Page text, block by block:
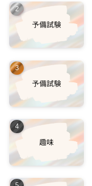
(30)
(25)
(14)
(1)
(5)